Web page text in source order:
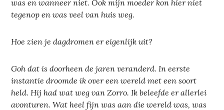
was en wanneer niet. Ook mijn moeder kon hier niet
tegenop en was veel van huis weg.
Hoe zien je dagdromen er eigenlijk uit?
Goh dat is doorheen de jaren veranderd. In eerste
instantie droomde ik over een wereld met een soort
held. Hij had wat weg van Zorro. Ik beleefde er allerlei
avonturen. Wat heel fijn was aan die wereld was, was